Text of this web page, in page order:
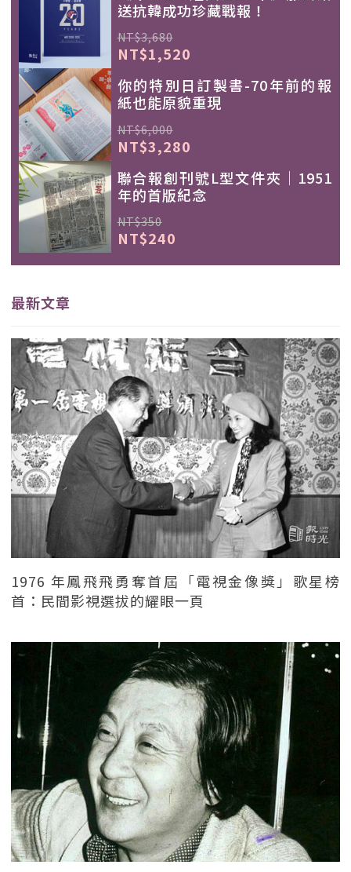
送抗韓成功珍藏戰報！
NT$3,680
NT$1,520
你的特別日訂製書-70年前的報
紙也能原貌重現
NT$6,000
NT$3,280
聯合報創刊號L型文件夾｜1951
年的首版紀念
NT$350
NT$240
最新文章
1976 年鳳飛飛勇奪首屆「電視金像獎」歌星榜
首：民間影視選拔的耀眼一頁